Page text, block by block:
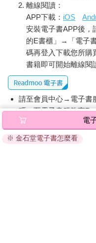
離線閱讀：
APP下載： iOS
安裝電子書APP後
的E書櫃」→「電子
碼再登入下載您所購
書籍即可開始離線閱
請至會員中心→電子書
碼』至電子書服務商
退換貨須知：
因版權保護，您在金石
電
※ 金石堂電子書怎麼看